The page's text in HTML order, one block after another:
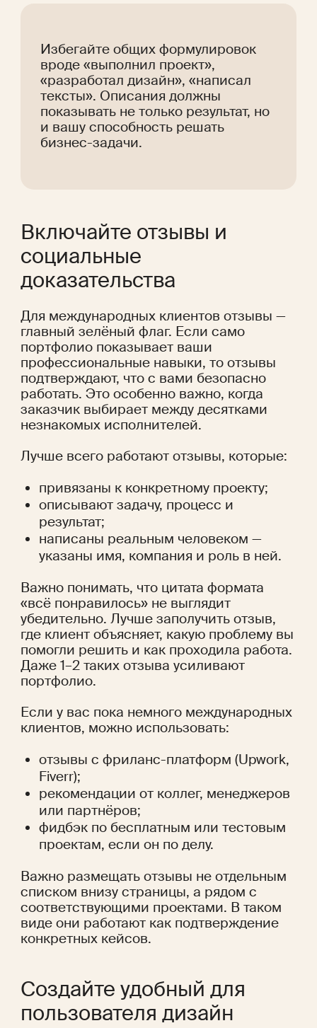
Избегайте общих формулировок
вроде «выполнил проект»,
«разработал дизайн», «написал
тексты». Описания должны
показывать не только результат, но
и вашу способность решать
бизнес-задачи.
Включайте отзывы и
социальные
доказательства
Для международных клиентов отзывы —
главный зелёный флаг. Если само
портфолио показывает ваши
профессиональные навыки, то отзывы
подтверждают, что с вами безопасно
работать. Это особенно важно, когда
заказчик выбирает между десятками
незнакомых исполнителей.
Лучше всего работают отзывы, которые:
привязаны к конкретному проекту;
описывают задачу, процесс и
результат;
написаны реальным человеком —
указаны имя, компания и роль в ней.
Важно понимать, что цитата формата
«всё понравилось» не выглядит
убедительно. Лучше заполучить отзыв,
где клиент объясняет, какую проблему вы
помогли решить и как проходила работа.
Даже 1–2 таких отзыва усиливают
портфолио.
Если у вас пока немного международных
клиентов, можно использовать:
отзывы с фриланс-платформ (Upwork,
Fiverr);
рекомендации от коллег, менеджеров
или партнёров;
фидбэк по бесплатным или тестовым
проектам, если он по делу.
Важно размещать отзывы не отдельным
списком внизу страницы, а рядом с
соответствующими проектами. В таком
виде они работают как подтверждение
конкретных кейсов.
Создайте удобный для
пользователя дизайн